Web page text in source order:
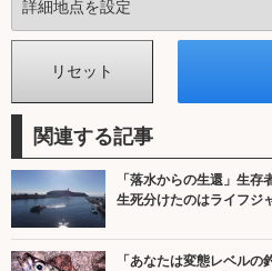
関連する記事
「落水からの生還」生存
生死分けたのはライフジ
「あなたは変態レベル